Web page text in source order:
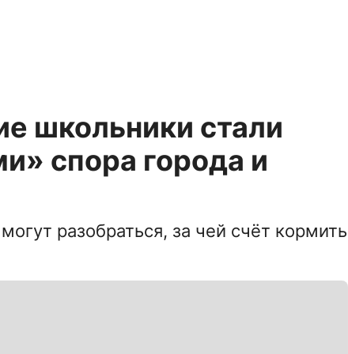
школьники стали
спора города и
разобраться, за чей счёт кормить